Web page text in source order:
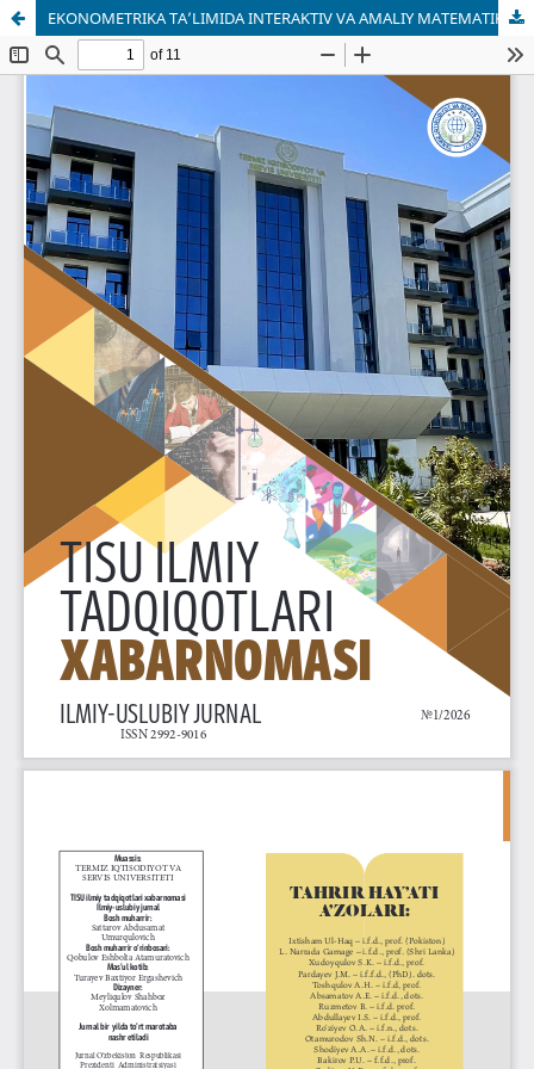
EKONOMETRIKA TA’LIMIDA INTERAKTIV VA AMALIY MATEMATIKA ASOSIDAGI YONDASHUVLARNING SAMARADORLIGINI BAHOLASH